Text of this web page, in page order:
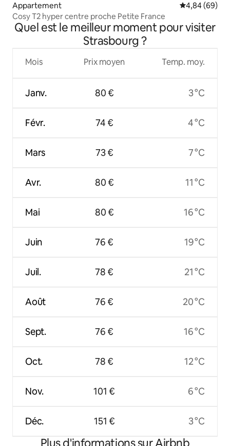
Appartement Évaluation
4,84 (69)
Cosy T2 hyper centre proche Petite France
Quel est le meilleur moment pour visiter
Strasbourg ?
Mois
Janv.
Févr.
Mars
Avr.
Mai
Juin
Juil.
Août
Sept.
Oct.
Nov.
Déc.
Prix moyen
80 €
74 €
73 €
80 €
80 €
76 €
78 €
76 €
76 €
78 €
101 €
151 €
Temp. moy.
3 °C
4 °C
7 °C
11 °C
16 °C
19 °C
21 °C
20 °C
16 °C
12 °C
6 °C
3 °C